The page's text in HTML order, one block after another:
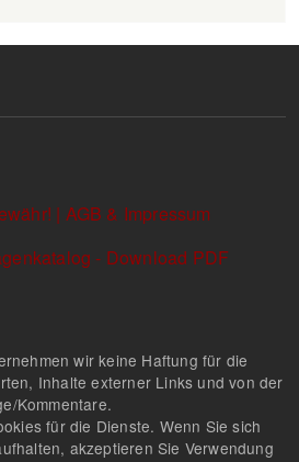
| AGB & Impressum
- Download PDF
wir keine Haftung für die
Inhalte externer Links und von der
Kommentare.
für die Dienste. Wenn Sie sich
akzeptieren Sie Verwendung